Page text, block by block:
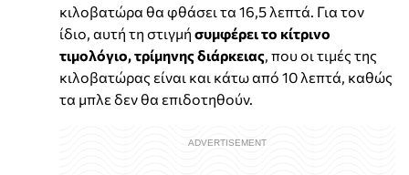
κιλοβατώρα θα φθάσει τα 16,5 λεπτά. Για τον
ίδιο, αυτή τη στιγμή συμφέρει το κίτρινο
τιμολόγιο, τρίμηνης διάρκειας, που οι τιμές της
κιλοβατώρας είναι και κάτω από 10 λεπτά, καθώς
τα μπλε δεν θα επιδοτηθούν.